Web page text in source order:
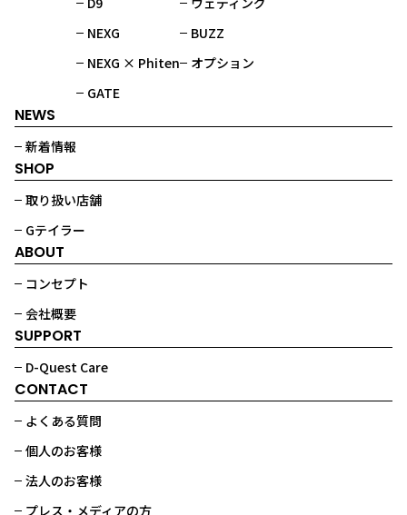
NEXG
NEXG × Phiten
GATE
BUZZ
オプション
NEWS
新着情報
SHOP
取り扱い店舗
Gテイラー
ABOUT
コンセプト
会社概要
SUPPORT
D-Quest Care
CONTACT
よくある質問
個人のお客様
法人のお客様
プレス・メディアの方